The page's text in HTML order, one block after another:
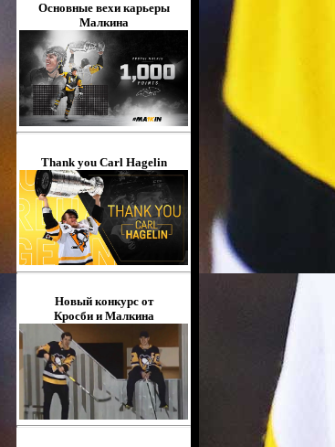
Основные вехи карьеры
Малкина
Thank you Carl Hagelin
Новый конкурс от
Кросби и Малкина